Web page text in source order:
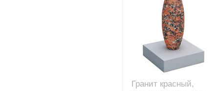
Гранит красный,